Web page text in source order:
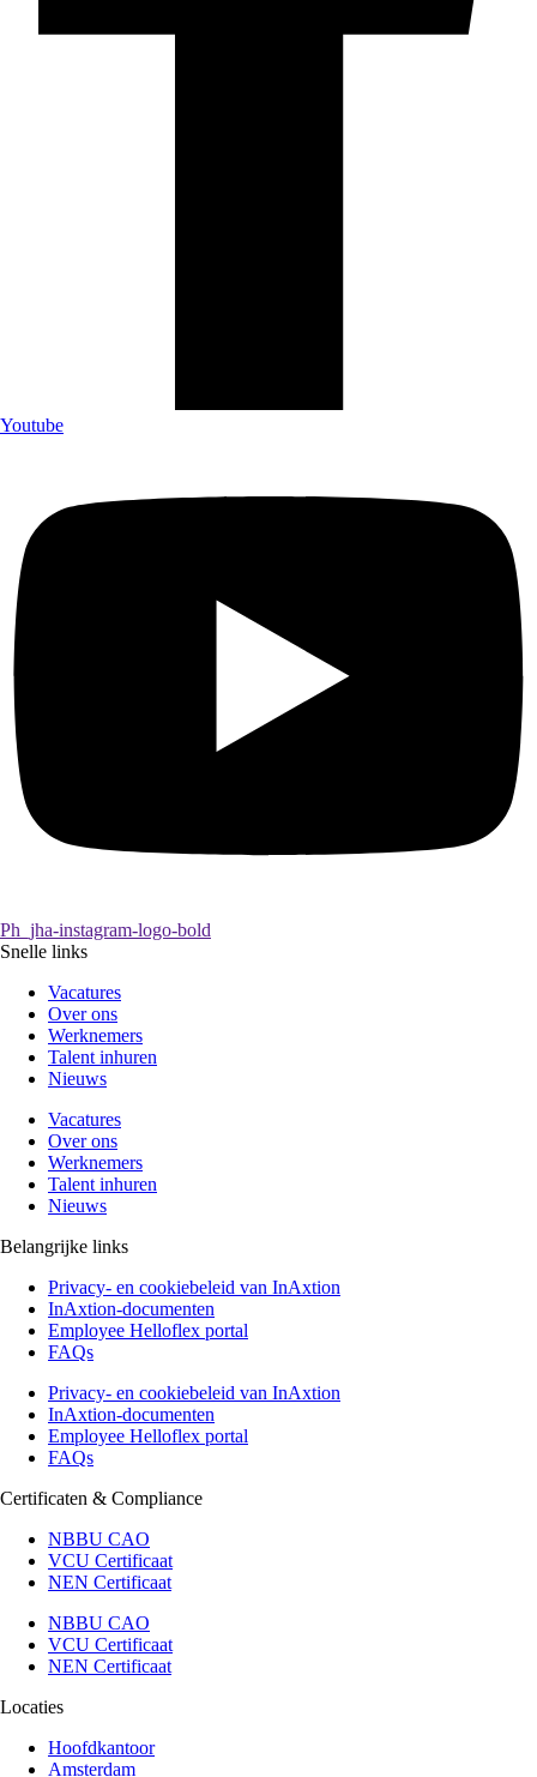
Youtube
Ph_jha-instagram-logo-bold
Snelle links
Vacatures
Over ons
Werknemers
Talent inhuren
Nieuws
Vacatures
Over ons
Werknemers
Talent inhuren
Nieuws
Belangrijke links
Privacy- en cookiebeleid van InAxtion
InAxtion-documenten
Employee Helloflex portal
FAQs
Privacy- en cookiebeleid van InAxtion
InAxtion-documenten
Employee Helloflex portal
FAQs
Certificaten & Compliance
NBBU CAO
VCU Certificaat
NEN Certificaat
NBBU CAO
VCU Certificaat
NEN Certificaat
Locaties
Hoofdkantoor
Amsterdam